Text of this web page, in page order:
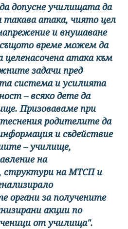
допусне училищата да
такава атака, чиято цел
и внушаване
време можем да
целенасочена атака към
задачи пред
система и усилията
– всяко дете да
Призоваваме при
родителите да
и съдействие
– училище,
на
структури на МТСП и
органи за получените
акции по
от училища".